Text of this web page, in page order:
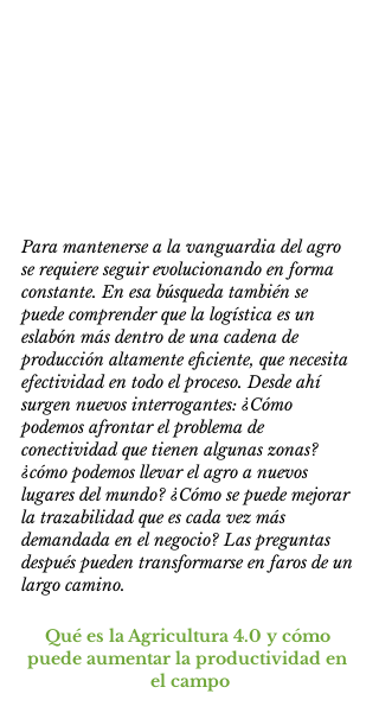
Para mantenerse a la vanguardia del agro
se requiere seguir evolucionando en forma
constante. En esa búsqueda también se
puede comprender que la logística es un
eslabón más dentro de una cadena de
producción altamente eficiente, que necesita
efectividad en todo el proceso. Desde ahí
surgen nuevos interrogantes: ¿Cómo
podemos afrontar el problema de
conectividad que tienen algunas zonas?
¿cómo podemos llevar el agro a nuevos
lugares del mundo? ¿Cómo se puede mejorar
la trazabilidad que es cada vez más
demandada en el negocio? Las preguntas
después pueden transformarse en faros de un
largo camino.
Qué es la Agricultura 4.0 y cómo
puede aumentar la productividad en
el campo